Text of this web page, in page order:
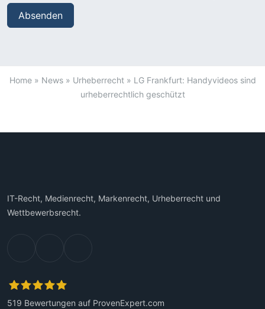
Home» News» Urheberrecht» LG Frankfurt: Handyvideos sind
urheberrechtlich geschützt
IT-Recht, Medienrecht, Markenrecht, Urheberrecht und
Wettbewerbsrecht.
519 Bewertungen auf ProvenExpert.com